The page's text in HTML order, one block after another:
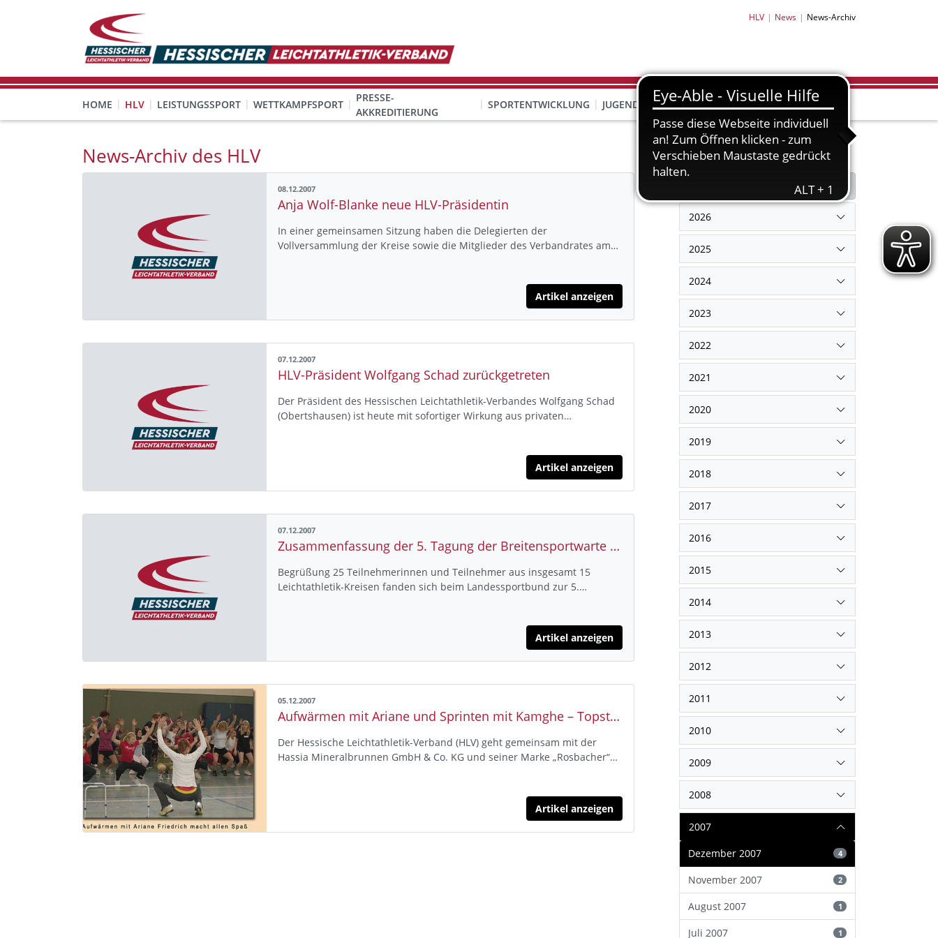
HLV News News-Archiv
HOME HLV LEISTUNGSSPORT WETTKAMPFSPORT
PRESSE-
AKKREDITIERUNG
SPORTENTWICKLUNG JUGEND BILDUNG
HLV-
PARTNER
HLV-
SHOP
News-Archiv des HLV
08.12.2007
Anja Wolf-Blanke neue HLV-Präsidentin
In einer gemeinsamen Sitzung haben die Delegierten der
Vollversammlung der Kreise sowie die Mitglieder des Verbandrates am…
Artikel anzeigen
07.12.2007
HLV-Präsident Wolfgang Schad zurückgetreten
Der Präsident des Hessischen Leichtathletik-Verbandes Wolfgang Schad
(Obertshausen) ist heute mit sofortiger Wirkung aus privaten…
Artikel anzeigen
07.12.2007
Zusammenfassung der 5. Tagung der Breitensportwarte und Schulsportbeauftragten der Leichtathletik-Kreise am Samstag, 01. Dezember 2007, 10.00 - 15.00 Uhr in der Sportschule Frankfurt
Begrüßung 25 Teilnehmerinnen und Teilnehmer aus insgesamt 15
Leichtathletik-Kreisen fanden sich beim Landessportbund zur 5.…
Artikel anzeigen
05.12.2007
Aufwärmen mit Ariane und Sprinten mit Kamghe – Topstars der Leichtathletik begeistern rund 400 Kinder
Der Hessische Leichtathletik-Verband (HLV) geht gemeinsam mit der
Hassia Mineralbrunnen GmbH & Co. KG und seiner Marke „Rosbacher“…
Artikel anzeigen
Filter
2026
2025
2024
2023
2022
2021
2020
2019
2018
2017
2016
2015
2014
2013
2012
2011
2010
2009
2008
2007
Dezember 2007
4
November 2007 2
August 2007 1
Juli 2007 1